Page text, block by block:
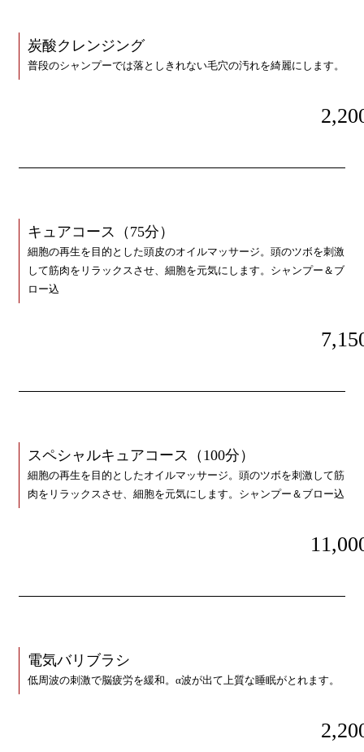
炭酸クレンジング
普段のシャンプーでは落としきれない毛穴の汚れを綺麗にします。
キュアコース（75分）
細胞の再生を目的とした頭皮のオイルマッサージ。頭のツボを刺激
して筋肉をリラックスさせ、細胞を元気にします。シャンプー＆ブ
ロー込
スペシャルキュアコース（100分）
細胞の再生を目的としたオイルマッサージ。頭のツボを刺激して筋
肉をリラックスさせ、細胞を元気にします。シャンプー＆ブロー込
電気バリブラシ
低周波の刺激で脳疲労を緩和。α波が出て上質な睡眠がとれます。